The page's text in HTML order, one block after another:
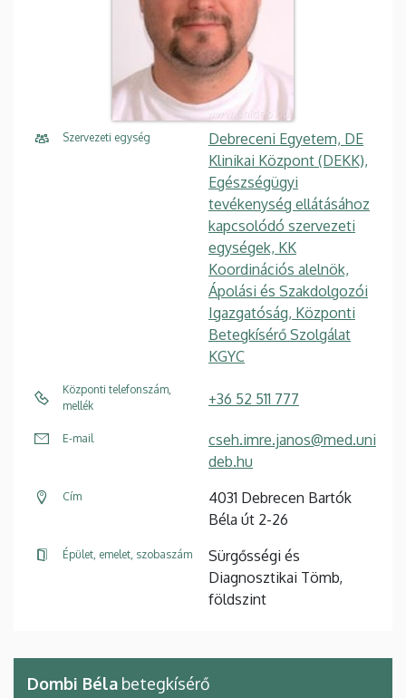
Szervezeti egység
Debreceni Egyetem, DE
Klinikai Központ (DEKK),
Egészségügyi
tevékenység ellátásához
kapcsolódó szervezeti
egységek, KK
Koordinációs alelnök,
Ápolási és Szakdolgozói
Igazgatóság, Központi
Betegkísérő Szolgálat
KGYC
Központi telefonszám,
mellék
+36 52 511 777
E-mail
cseh.imre.janos@med.uni
deb.hu
Cím
4031 Debrecen Bartók
Béla út 2-26
Épület, emelet, szobaszám
Sürgősségi és
Diagnosztikai Tömb,
földszint
Dombi Béla betegkísérő